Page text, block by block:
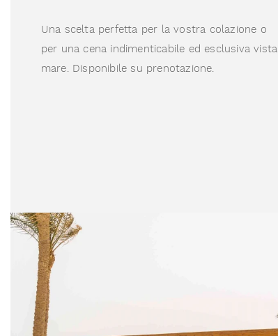
Una scelta perfetta per la vostra colazione o
per una cena indimenticabile ed esclusiva vista
mare. Disponibile su prenotazione.